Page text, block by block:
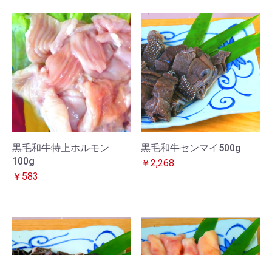
黒毛和牛特上ホルモン
100g
￥583
黒毛和牛センマイ500g
￥2,268